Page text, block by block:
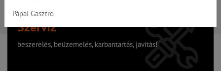
Szervíz
beszerelés, beüzemelés, karbantartás, javítás!
Pápai Gasztro